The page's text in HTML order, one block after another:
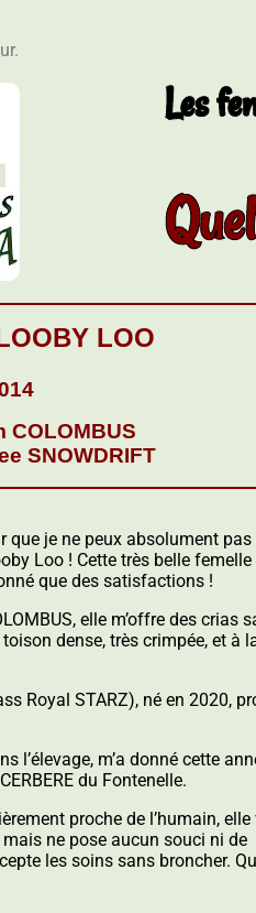
Les
LOO
COLOMBUS
SNOWDRIFT
que je ne peux absolument pas
Loo ! Cette très belle femelle
que des satisfactions !
elle m’offre des crias
dense, très crimpée, et à
Royal STARZ), né en 2020,
l’élevage, m’a donné cette
du Fontenelle.
proche de l’humain,
ne pose aucun souci ni de
les soins sans broncher.